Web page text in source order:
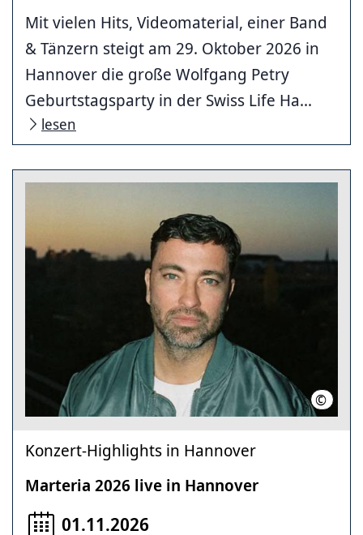
Mit vielen Hits, Videomaterial, einer Band
& Tänzern steigt am 29. Oktober 2026 in
Hannover die große Wolfgang Petry
Geburtstagsparty in der Swiss Life Ha...
lesen
©
Konzert-Highlights in Hannover
Marteria 2026 live in Hannover
01.11.2026